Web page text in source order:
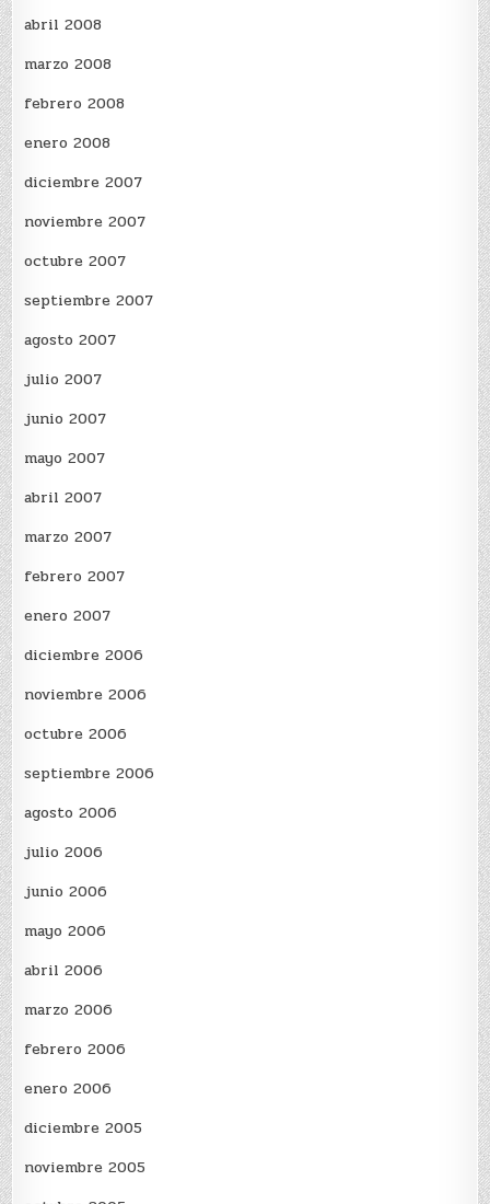
abril 2008
marzo 2008
febrero 2008
enero 2008
diciembre 2007
noviembre 2007
octubre 2007
septiembre 2007
agosto 2007
julio 2007
junio 2007
mayo 2007
abril 2007
marzo 2007
febrero 2007
enero 2007
diciembre 2006
noviembre 2006
octubre 2006
septiembre 2006
agosto 2006
julio 2006
junio 2006
mayo 2006
abril 2006
marzo 2006
febrero 2006
enero 2006
diciembre 2005
noviembre 2005